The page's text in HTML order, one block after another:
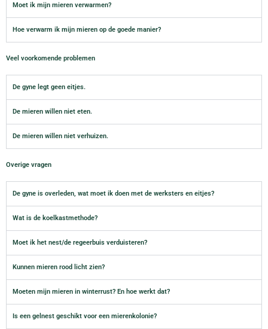
Moet ik mijn mieren verwarmen?
Hoe verwarm ik mijn mieren op de goede manier?
Veel voorkomende problemen
De gyne legt geen eitjes.
De mieren willen niet eten.
De mieren willen niet verhuizen.
Overige vragen
De gyne is overleden, wat moet ik doen met de werksters en eitjes?
Wat is de koelkastmethode?
Moet ik het nest/de regeerbuis verduisteren?
Kunnen mieren rood licht zien?
Moeten mijn mieren in winterrust? En hoe werkt dat?
Is een gelnest geschikt voor een mierenkolonie?